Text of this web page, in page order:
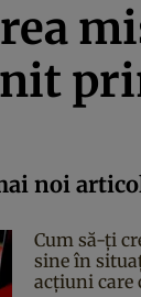
noi
Cum să-ți
sine în
acțiuni care